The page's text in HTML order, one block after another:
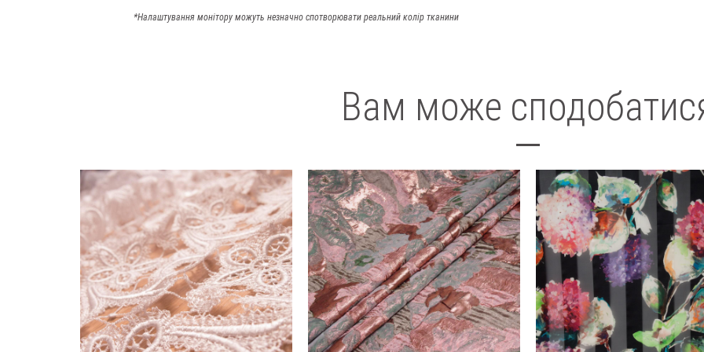
*Налаштування монітору можуть незначно спотворювати реальний колір тканини
Вам може